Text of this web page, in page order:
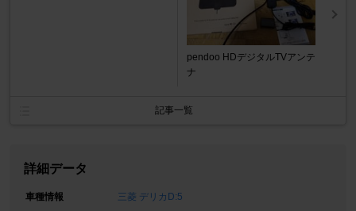
pendoo HDデジタルTVアンテ
ナ
記事一覧
詳細データ
車種情報
三菱 デリカD:5